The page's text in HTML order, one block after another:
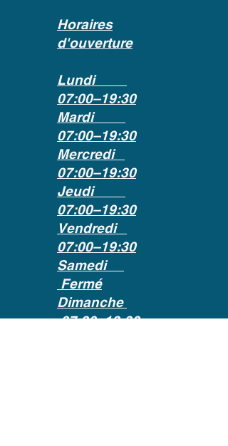
Horaires
d'ouverture
Lundi
07:00–19:30
Mardi
07:00–19:30
Mercredi
07:00–19:30
Jeudi
07:00–19:30
Vendredi
07:00–19:30
Samedi
Fermé
Dimanche
07:30–13:30